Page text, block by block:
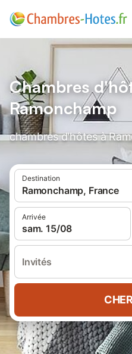
Chambres
Ramonchamp
chambres d'hôtes à
Destination
Ramonchamp, France
Arrivée
sam. 15/08
Invités